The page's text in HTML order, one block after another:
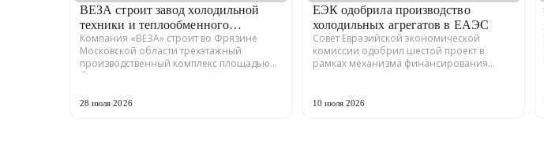
ВЕЗА строит завод холодильной
техники и теплообменного
оборудования
Компания «ВЕЗА» строит во Фрязине
Московской области трехэтажный
производственный комплекс площадью
более 12 тыс. кв. м для серийного выпуска
оборудования. ...
28 июля 2026
ЕЭК одобрила производство
холодильных агрегатов в ЕАЭС
Совет Евразийской экономической
комиссии одобрил шестой проект в
рамках механизма финансирования
промышленной кооперации в ЕАЭС.
ГРАДИЕНТ» совместно с предприятия...
10 июля 2026